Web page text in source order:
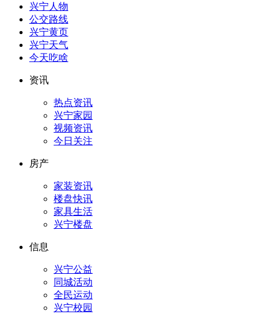
兴宁人物
公交路线
兴宁黄页
兴宁天气
今天吃啥
资讯
热点资讯
兴宁家园
视频资讯
今日关注
房产
家装资讯
楼盘快讯
家具生活
兴宁楼盘
信息
兴宁公益
同城活动
全民运动
兴宁校园